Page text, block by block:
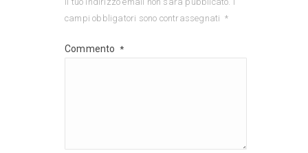
campi obbligatori sono contrassegnati *
Commento *